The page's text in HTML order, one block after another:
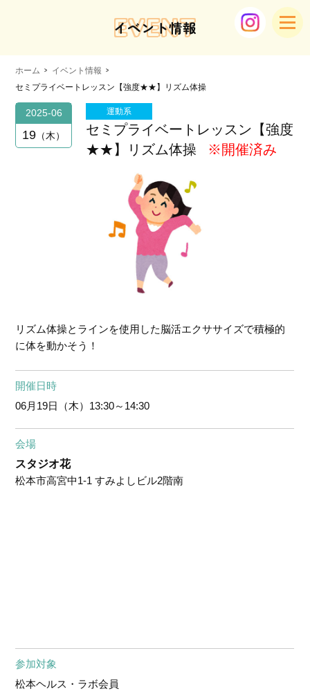
EVENT
イベント情報
ホーム
イベント情報
セミプライベートレッスン【強度★★】リズム体操
2025-06
19 木
運動系
セミプライベートレッスン【強度
★★】リズム体操
※開催済み
リズム体操とラインを使用した脳活エクササイズで積極的
に体を動かそう！
開催日時
06月19日（木） 13:30～14:30
会場
スタジオ花
松本市高宮中1-1 すみよしビル2階南
参加対象
松本ヘルス・ラボ会員